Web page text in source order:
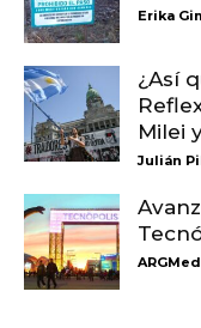
Erika
¿Así
Milei
Julián